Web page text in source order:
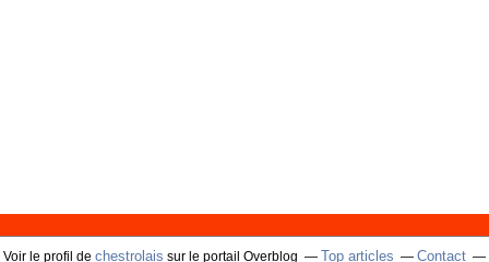
Voir le profil de chestrolais sur le portail Overblog Top articles Contact